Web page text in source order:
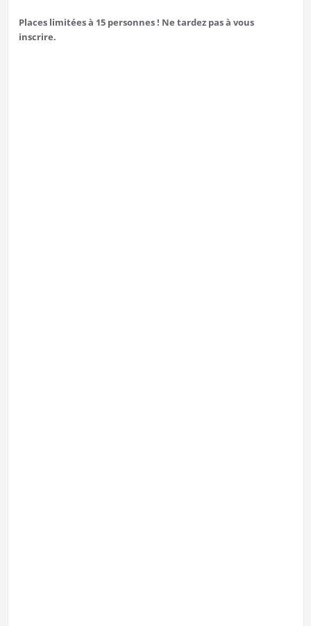
Places limitées à 15 personnes ! Ne tardez pas à vous
inscrire.